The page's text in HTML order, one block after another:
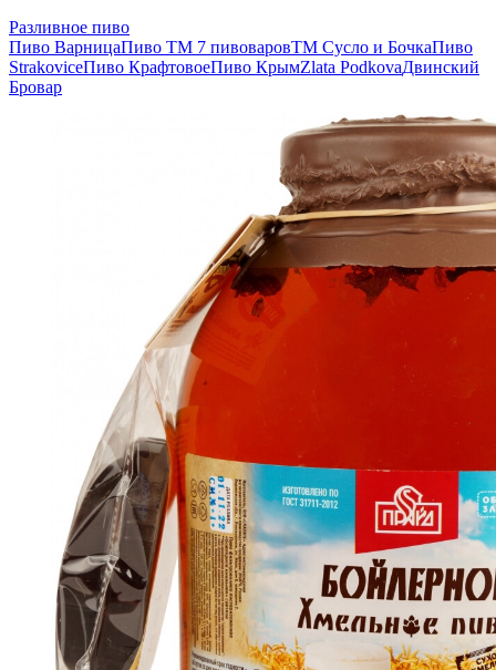
Разливное пиво
Пиво ВарницаПиво ТМ 7 пивоваровТМ Сусло и БочкаПиво
StrakoviceПиво КрафтовоеПиво КрымZlata PodkovaДвинский
Бровар